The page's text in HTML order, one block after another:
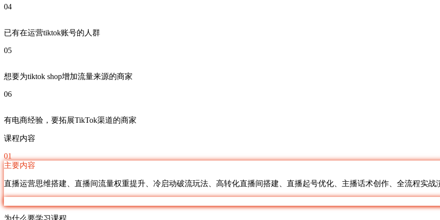
04
已有在运营tiktok账号的人群
05
想要为tiktok shop增加流量来源的商家
06
有电商经验，要拓展TikTok渠道的商家
课程内容
01
主要内容
直播运营思维搭建、直播间流量权重提升、冷启动破流玩法、高转化直播间搭建、直播起号优化、主播话术创作、全流程实战
为什么要学习课程